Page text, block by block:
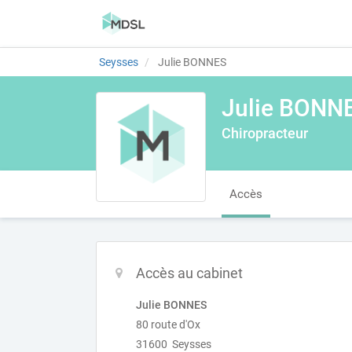
Seysses Julie BONNES
Julie
Chiropracteur
Accès
Accès au cabinet
Julie BONNES
80 route d'Ox
31600 Seysses